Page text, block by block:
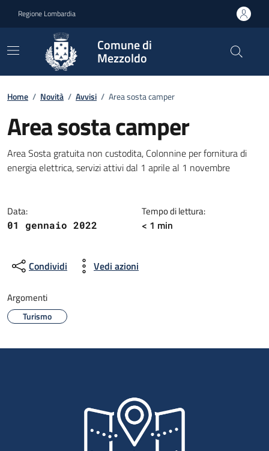
Regione Lombardia
Comune di
Mezzoldo
Home / Novità / Avvisi / Area sosta camper
Area sosta camper
Dettagli della notizia
Area Sosta gratuita non custodita, Colonnine per fornitura di
energia elettrica, servizi attivi dal 1 aprile al 1 novembre
Data:
01 gennaio 2022
Tempo di lettura:
< 1 min
Condividi Vedi azioni
Argomenti
Turismo